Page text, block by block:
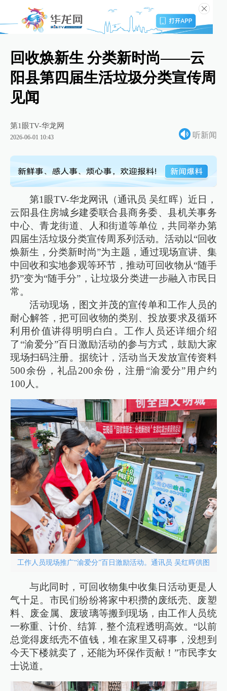
回收焕新生 分类新时尚——云
阳县第四届生活垃圾分类宣传周
见闻
第1眼TV-华龙网
2026-06-01 10:43 听新闻
第1眼TV-华龙网讯（通讯员 吴红晖）近日，
云阳县住房城乡建委联合县商务委、县机关事务
中心、青龙街道、人和街道等单位，共同举办第
四届生活垃圾分类宣传周系列活动。活动以“回收
焕新生，分类新时尚”为主题，通过现场宣讲、集
中回收和实地参观等环节，推动可回收物从“随手
扔”变为“随手分”，让垃圾分类进一步融入市民日
常。
活动现场，图文并茂的宣传单和工作人员的
耐心解答，把可回收物的类别、投放要求及循环
利用价值讲得明明白白。工作人员还详细介绍
了“渝爱分”百日激励活动的参与方式，鼓励大家
现场扫码注册。据统计，活动当天发放宣传资料
500余份，礼品200余份，注册“渝爱分”用户约
100人。
工作人员现场推广“渝爱分”百日激励活动。通讯员 吴红晖供图
与此同时，可回收物集中收集日活动更是人
气十足。市民们纷纷将家中积攒的废纸壳、废塑
料、废金属、废玻璃等搬到现场，由工作人员统
一称重、计价、结算，整个流程透明高效。“以前
总觉得废纸壳不值钱，堆在家里又碍事，没想到
今天下楼就卖了，还能为环保作贡献！”市民李女
士说道。